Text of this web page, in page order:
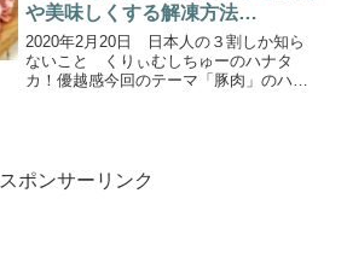
や美味しくする解凍方法
（2020.2.20）
2020年2月20日 日本人の３割しか知ら
ないこと くりぃむしちゅーのハナタ
カ！優越感今回のテーマ「豚肉」のハナ
スポンサーリンク